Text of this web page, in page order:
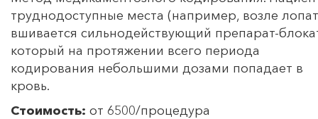
труднодоступные места (например, возле
вшивается сильнодействующий препарат-
который на протяжении всего периода
кодирования небольшими дозами попадает в
кровь.
Стоимость: от 6500/процедура